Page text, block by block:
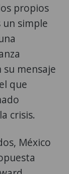
propios
un simple
mensaje
que
crisis.
México